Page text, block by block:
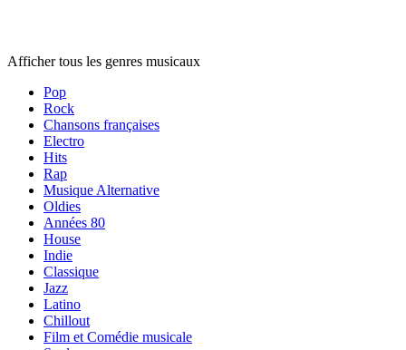
Afficher tous les genres musicaux
Pop
Rock
Chansons françaises
Electro
Hits
Rap
Musique Alternative
Oldies
Années 80
House
Indie
Classique
Jazz
Latino
Chillout
Film et Comédie musicale